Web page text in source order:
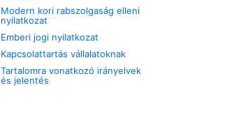
Modern kori rabszolgaság elleni
nyilatkozat
Emberi jogi nyilatkozat
Kapcsolattartás vállalatoknak
Tartalomra vonatkozó irányelvek
és jelentés